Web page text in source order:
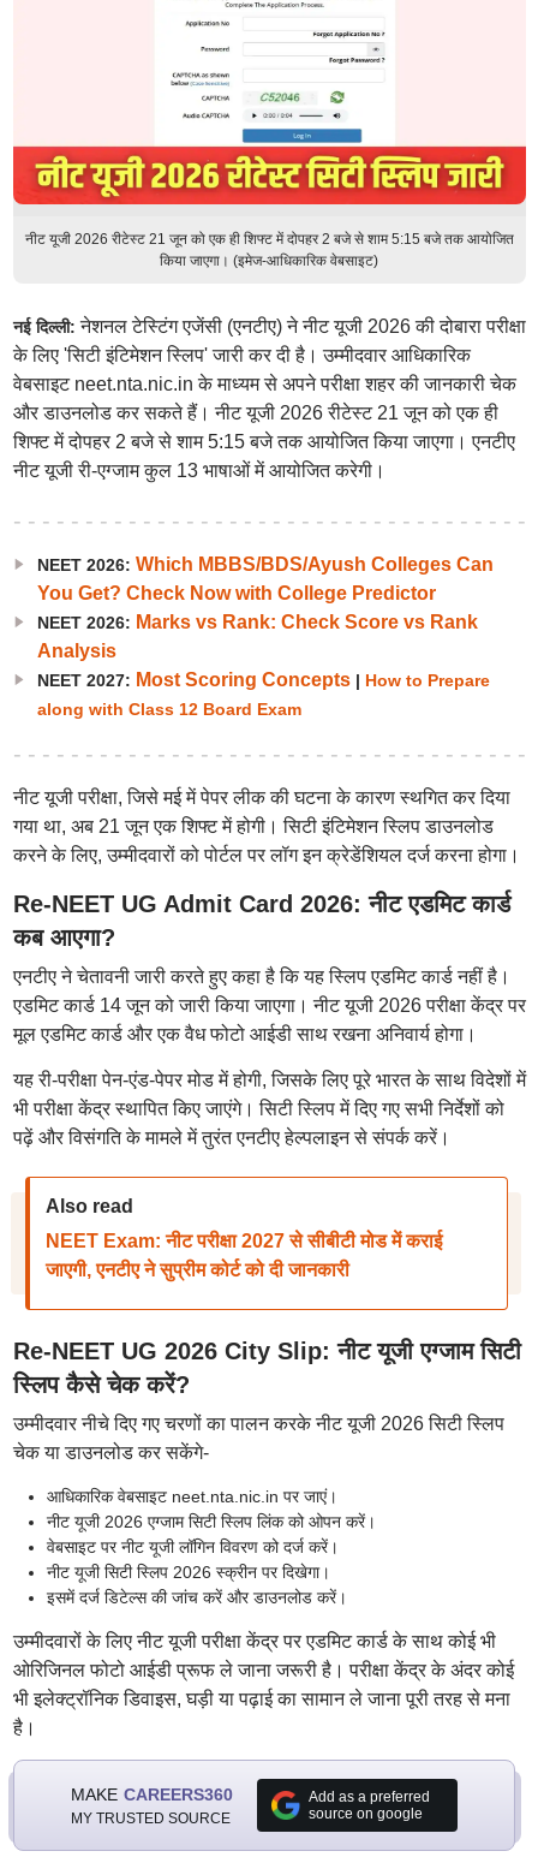
नीट यूजी 2026 रीटेस्ट 21 जून को एक ही शिफ्ट में दोपहर 2 बजे से शाम 5:15 बजे तक आयोजित
किया जाएगा। (इमेज-आधिकारिक वेबसाइट)
नई दिल्ली: नेशनल टेस्टिंग एजेंसी (एनटीए) ने नीट यूजी 2026 की दोबारा परीक्षा
के लिए 'सिटी इंटिमेशन स्लिप' जारी कर दी है। उम्मीदवार आधिकारिक
वेबसाइट neet.nta.nic.in के माध्यम से अपने परीक्षा शहर की जानकारी चेक
और डाउनलोड कर सकते हैं। नीट यूजी 2026 रीटेस्ट 21 जून को एक ही
शिफ्ट में दोपहर 2 बजे से शाम 5:15 बजे तक आयोजित किया जाएगा। एनटीए
नीट यूजी री-एग्जाम कुल 13 भाषाओं में आयोजित करेगी।
NEET 2026: Which MBBS/BDS/Ayush Colleges Can
You Get? Check Now with College Predictor
NEET 2026: Marks vs Rank: Check Score vs Rank
Analysis
NEET 2027: Most Scoring Concepts| How to Prepare
along with Class 12 Board Exam
नीट यूजी परीक्षा, जिसे मई में पेपर लीक की घटना के कारण स्थगित कर दिया
गया था, अब 21 जून एक शिफ्ट में होगी। सिटी इंटिमेशन स्लिप डाउनलोड
करने के लिए, उम्मीदवारों को पोर्टल पर लॉग इन क्रेडेंशियल दर्ज करना होगा।
Re-NEET UG Admit Card 2026: नीट एडमिट कार्ड
कब आएगा?
एनटीए ने चेतावनी जारी करते हुए कहा है कि यह स्लिप एडमिट कार्ड नहीं है।
एडमिट कार्ड 14 जून को जारी किया जाएगा। नीट यूजी 2026 परीक्षा केंद्र पर
मूल एडमिट कार्ड और एक वैध फोटो आईडी साथ रखना अनिवार्य होगा।
यह री-परीक्षा पेन-एंड-पेपर मोड में होगी, जिसके लिए पूरे भारत के साथ विदेशों में
भी परीक्षा केंद्र स्थापित किए जाएंगे। सिटी स्लिप में दिए गए सभी निर्देशों को
पढ़ें और विसंगति के मामले में तुरंत एनटीए हेल्पलाइन से संपर्क करें।
Also read
NEET Exam: नीट परीक्षा 2027 से सीबीटी मोड में कराई
जाएगी, एनटीए ने सुप्रीम कोर्ट को दी जानकारी
Re-NEET UG 2026 City Slip: नीट यूजी एग्जाम सिटी
स्लिप कैसे चेक करें?
उम्मीदवार नीचे दिए गए चरणों का पालन करके नीट यूजी 2026 सिटी स्लिप
चेक या डाउनलोड कर सकेंगे-
आधिकारिक वेबसाइट neet.nta.nic.in पर जाएं।
नीट यूजी 2026 एग्जाम सिटी स्लिप लिंक को ओपन करें।
वेबसाइट पर नीट यूजी लॉगिन विवरण को दर्ज करें।
नीट यूजी सिटी स्लिप 2026 स्क्रीन पर दिखेगा।
इसमें दर्ज डिटेल्स की जांच करें और डाउनलोड करें।
उम्मीदवारों के लिए नीट यूजी परीक्षा केंद्र पर एडमिट कार्ड के साथ कोई भी
ओरिजिनल फोटो आईडी प्रूफ ले जाना जरूरी है। परीक्षा केंद्र के अंदर कोई
भी इलेक्ट्रॉनिक डिवाइस, घड़ी या पढ़ाई का सामान ले जाना पूरी तरह से मना
है।
MAKE CAREERS360
MY TRUSTED SOURCE
Add as a preferred
source on google